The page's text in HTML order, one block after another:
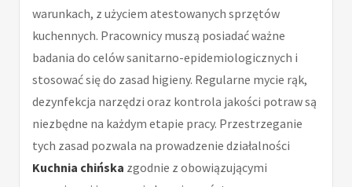
warunkach, z użyciem atestowanych sprzętów
kuchennych. Pracownicy muszą posiadać ważne
badania do celów sanitarno-epidemiologicznych i
stosować się do zasad higieny. Regularne mycie rąk,
dezynfekcja narzędzi oraz kontrola jakości potraw są
niezbędne na każdym etapie pracy. Przestrzeganie
tych zasad pozwala na prowadzenie działalności
Kuchnia chińska zgodnie z obowiązującymi